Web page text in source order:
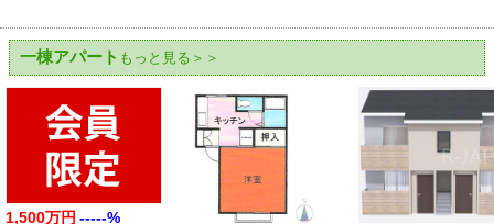
一棟アパート もっと見る＞＞
1,500万円 -----%